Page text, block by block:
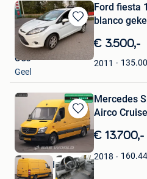
Bewaren
in
Favorieten
Ford fiesta
blanco
€ 3.500,-
2011
OCJ
Geel
Bewaren
in
Mijn
Favorieten
Mercedes
Airco
€ 13.700,-
2018
BAS World